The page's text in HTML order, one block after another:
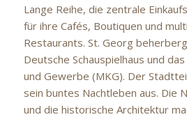
Lange Reihe, die zentrale
für ihre Cafés, Boutiquen und
Restaurants. St. Georg
Deutsche Schauspielhaus und
und Gewerbe (MKG). Der
sein buntes Nachtleben aus. Die
und die historische Architektur